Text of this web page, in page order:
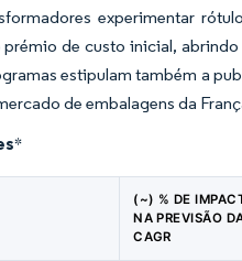
experimentar
de custo inicial,
estipulam também a
de embalagens da
*
(~) % DE
NA PREVISÃO
CAGR